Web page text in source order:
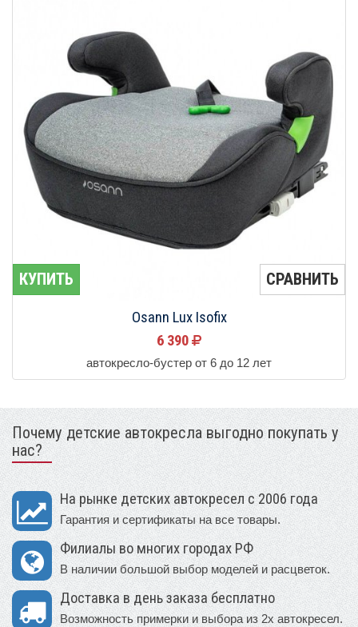
КУПИТЬ СРАВНИТЬ
Osann Lux Isofix
6 390
автокресло-бустер от 6 до 12 лет
Почему детские автокресла выгодно покупать у
нас?
На рынке детских автокресел с 2006 года
Гарантия и сертификаты на все товары.
Филиалы во многих городах РФ
В наличии большой выбор моделей и расцветок.
Доставка в день заказа бесплатно
Возможность примерки и выбора из 2х автокресел.